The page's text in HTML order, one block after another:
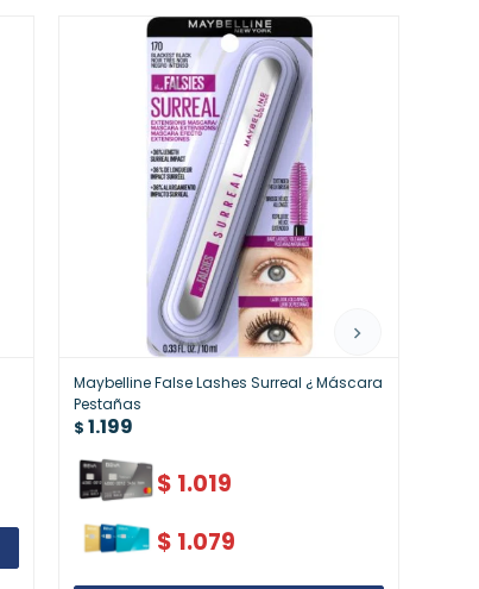
Maybelline False Lashes Surreal ¿ Máscara
Pestañas
$ 1.199
$ 1.019
$ 1.079